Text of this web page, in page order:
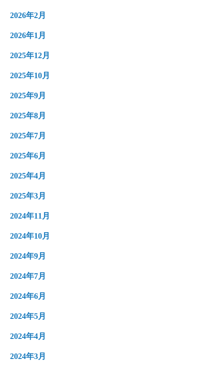
2026年2月
2026年1月
2025年12月
2025年10月
2025年9月
2025年8月
2025年7月
2025年6月
2025年4月
2025年3月
2024年11月
2024年10月
2024年9月
2024年7月
2024年6月
2024年5月
2024年4月
2024年3月